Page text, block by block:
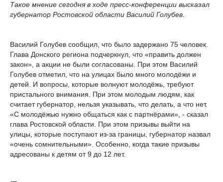
Такое мнение сегодня в ходе пресс-конференции высказал
губернатор Ростовской области Василий Голубев.
Василий Голубев сообщил, что было задержано 75 человек.
Глава Донского региона подчеркнул, что «править должен
закон», а акции не были согласованы. При этом Василий
Голубев отметил, что на улицах было много молодёжи и
детей. И вопросы, которые волнуют молодёжь, требуют
пристального внимания. При этом молодым людям, как
считает губернатор, нельзя указывать, что делать, а что нет.
«С молодёжью нужно общаться как с партнёрами», - сказал
глава Ростовской области. При этом призывы выйти на
улицы, которые поступают из-за границы, губернатор назвал
«очень сомнительными». Особенно, когда такие призывы
адресованы к детям от 9 до 12 лет.